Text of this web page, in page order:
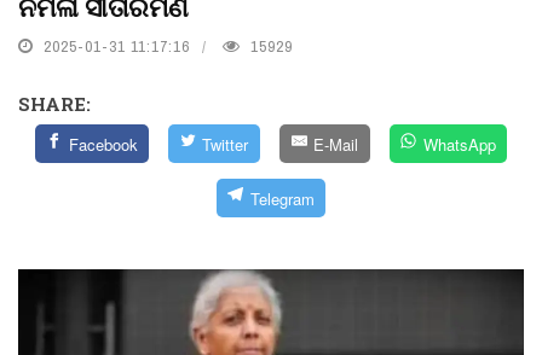
2025-01-31 11:17:16 15929
SHARE:
Facebook Twitter E-Mail WhatsApp
Telegram